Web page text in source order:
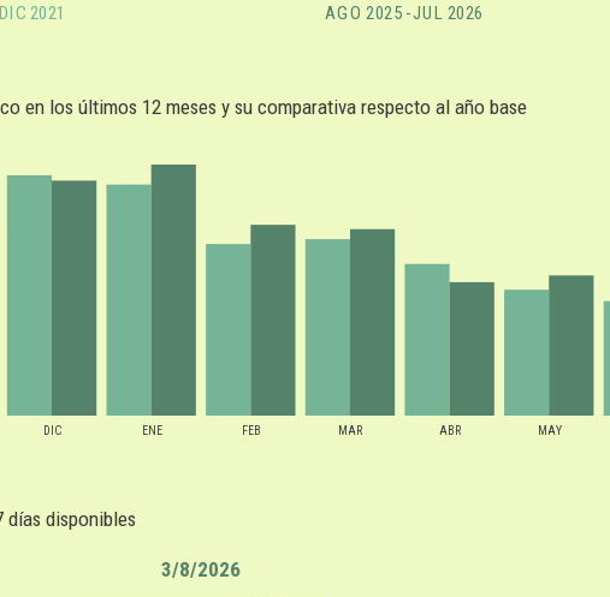
2021 AGO 2025 - JUL 2026
en los últimos 12 meses y su comparativa respecto al año base
DIC ENE FEB MAR ABR MAY
días disponibles
3/8/2026